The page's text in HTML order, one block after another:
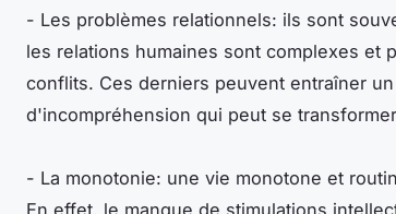
- Les problèmes relationnels: ils sont
les relations humaines sont complexes et
conflits. Ces derniers peuvent entraîner
d'incompréhension qui peut se
- La monotonie: une vie monotone et
En effet, le manque de stimulations